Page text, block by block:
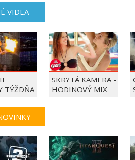
VIDEA
TÝŽDŇA
SKRYTÁ KAMERA -
HODINOVÝ MIX